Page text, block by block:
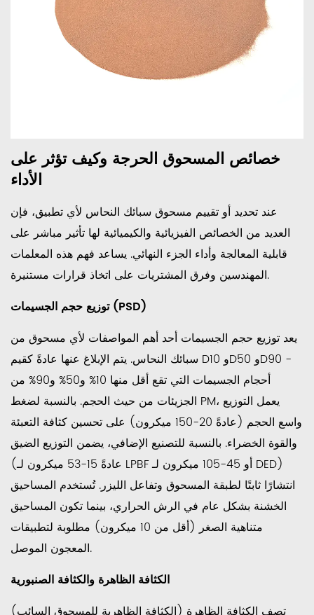
خصائص المسحوق الحرجة وكيف تؤثر على
الأداء
عند تحديد أو تقييم مسحوق سبائك النحاس لأي تطبيق، فإن
العديد من الخصائص الفيزيائية والكيميائية لها تأثير مباشر على
قابلية المعالجة وأداء الجزء النهائي. يساعد فهم هذه المعلمات
المهندسين وفرق المشتريات على اتخاذ قرارات مستنيرة.
توزيع حجم الجسيمات (PSD)
يعد توزيع حجم الجسيمات أحد أهم المواصفات لأي مسحوق من
سبائك النحاس. يتم الإبلاغ عنها عادةً كقيم D10 وD50 وD90 -
أحجام الجسيمات التي تقع أقل منها 10% و50% و90% من
الجزيئات من حيث الحجم. بالنسبة لضغط PM، يعمل التوزيع
واسع الحجم (عادةً 20-150 ميكرون) على تحسين كثافة التعبئة
والقوة الخضراء. بالنسبة للتصنيع الإضافي، يضمن التوزيع الضيق
(عادةً 15-53 ميكرون لـ LPBF أو 45-105 ميكرون لـ DED)
انتشارًا ثابتًا لطبقة المسحوق وتفاعل الليزر. تُستخدم المساحيق
الخشنة بشكل عام في الرش الحراري، بينما تكون المساحيق
متناهية الصغر (أقل من 10 ميكرون) مطلوبة لتطبيقات
المعجون الموصل.
الكثافة الظاهرة والكثافة الصنبورية